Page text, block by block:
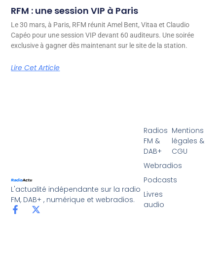
RFM : une session VIP à Paris
Le 30 mars, à Paris, RFM réunit Amel Bent, Vitaa et Claudio
Capéo pour une session VIP devant 60 auditeurs. Une soirée
exclusive à gagner dès maintenant sur le site de la station.
Lire Cet Article
L'actualité indépendante sur la radio
FM, DAB+ , numérique et webradios.
Radios
FM &
DAB+
Webradios
Podcasts
Livres
audio
Mentions
légales &
CGU